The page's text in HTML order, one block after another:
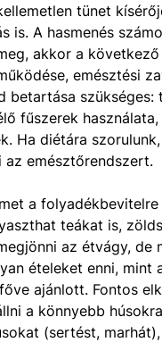
tünet
is. A hasmenés
akkor a
emésztési
betartása
fűszerek
Ha diétára
az emésztőrendszert.
a
teákat is,
az étvágy,
ételeket enni, mint
ajánlott. Fontos
a könnyebb
(sertést,